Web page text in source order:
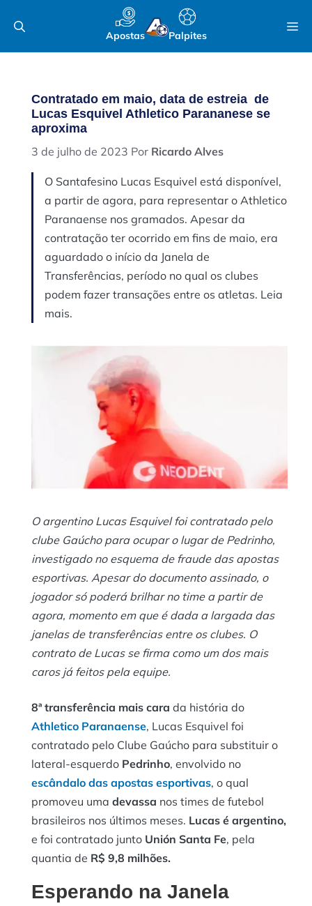
para
Apostas Palpites
Contratado em maio, data de estreia de
Lucas Esquivel Athletico Parananese se
aproxima
3 de julho de 2023 Por Ricardo Alves
O Santafesino Lucas Esquivel está disponível,
a partir de agora, para representar o Athletico
Paranaense nos gramados. Apesar da
contratação ter ocorrido em fins de maio, era
aguardado o início da Janela de
Transferências, período no qual os clubes
podem fazer transações entre os atletas. Leia
mais.
O argentino Lucas Esquivel foi contratado pelo
clube Gaúcho para ocupar o lugar de Pedrinho,
investigado no esquema de fraude das apostas
esportivas. Apesar do documento assinado, o
jogador só poderá brilhar no time a partir de
agora, momento em que é dada a largada das
janelas de transferências entre os clubes. O
contrato de Lucas se firma como um dos mais
caros já feitos pela equipe.
8ª transferência mais cara da história do
Athletico Paranaense, Lucas Esquivel foi
contratado pelo Clube Gaúcho para substituir o
lateral-esquerdo Pedrinho, envolvido no
escândalo das apostas esportivas, o qual
promoveu uma devassa nos times de futebol
brasileiros nos últimos meses. Lucas é argentino,
e foi contratado junto Unión Santa Fe, pela
quantia de R$ 9,8 milhões.
Esperando na Janela